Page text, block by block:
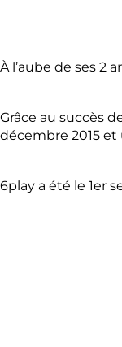
À l’aube de ses 2
Grâce au succès
décembre 2015 et
6play a été le 1er